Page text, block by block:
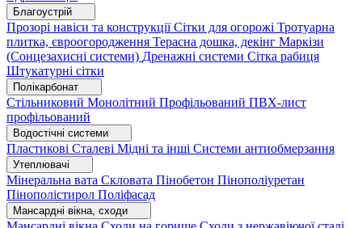
Благоустрій
Прозорі навіси та конструкціїСітки для огорожі Тротуарна
плитка, євроогородження Терасна дошка, декінг Маркізи
(Сонцезахисні системи) Дренажні системи Сітка рабиця
Штукатурні сітки
Полікарбонат
Стільниковий Монолітний Профільований ПВХ-лист
профільований
Водостічні системи
Пластикові Сталеві Мідні та інші Системи антиобмерзання
Утеплювачі
Мінеральна вата Скловата Пінобетон Пінополіуретан
Пінополістирол Поліфасад
Мансардні вікна, сходи